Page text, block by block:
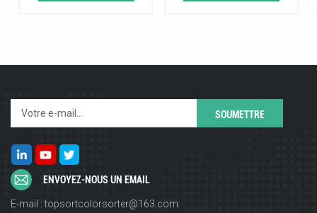
ENVOYEZ-NOUS UN EMAIL
E-mail : topsortcolorsorter@163.com